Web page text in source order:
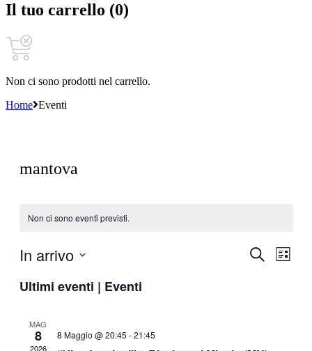
Il tuo carrello (0)
Non ci sono prodotti nel carrello.
Home Eventi
mantova
Non ci sono eventi previsti.
Eventi
Cerca
Lista
In arrivo
la
Ultimi eventi | Eventi
MAG
8
2026
8 Maggio @ 20:45 -21:45